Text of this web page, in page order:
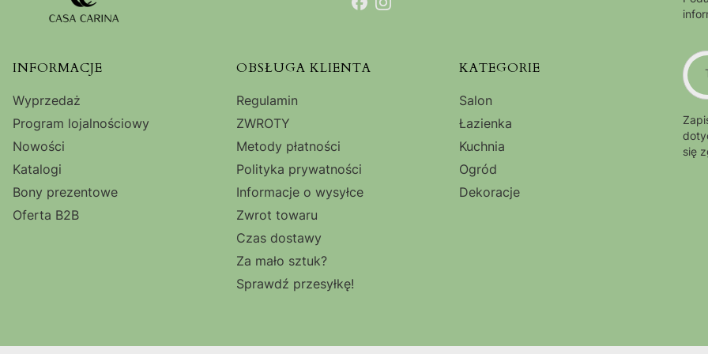
Linki w stopce
INFORMACJE
Wyprzedaż
Program lojalnościowy
Nowości
Katalogi
Bony prezentowe
Oferta B2B
OBSŁUGA KLIENTA
Regulamin
ZWROTY
Metody płatności
Polityka prywatności
Informacje o wysyłce
Zwrot towaru
Czas dostawy
Za mało sztuk?
Sprawdź przesyłkę!
KATEGORIE
Salon
Łazienka
Kuchnia
Ogród
Dekoracje
się